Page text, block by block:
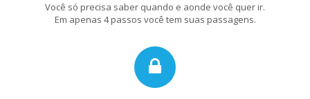
Você só precisa saber quando e aonde você quer ir.
Em apenas 4 passos você tem suas passagens.